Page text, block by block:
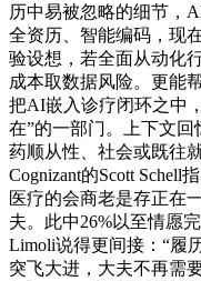
历中易被忽略的细节，
全资历、智能编码，现
验设想，若全面从动化
成本取数据风险。更能
把AI嵌入诊疗闭环之中
在”的一部门。上下文
药顺从性、社会或既往
Cognizant的Scott Schell
医疗的会商老是存正在
夫。此中26%以至情愿
Limoli说得更间接：“履
突飞大进，大夫不再需